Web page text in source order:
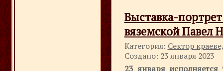
Выставка-
вяземской Павел
Категория: Сектор
Создано: 23 января 2023
23 января